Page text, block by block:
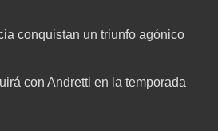
conquistan un triunfo agónico
con Andretti en la temporada